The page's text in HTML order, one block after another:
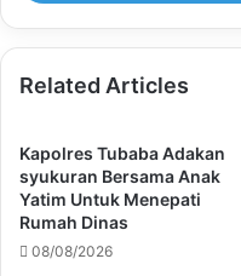
Related Articles
Kapolres Tubaba Adakan
syukuran Bersama Anak
Yatim Untuk Menepati
Rumah Dinas
08/08/2026